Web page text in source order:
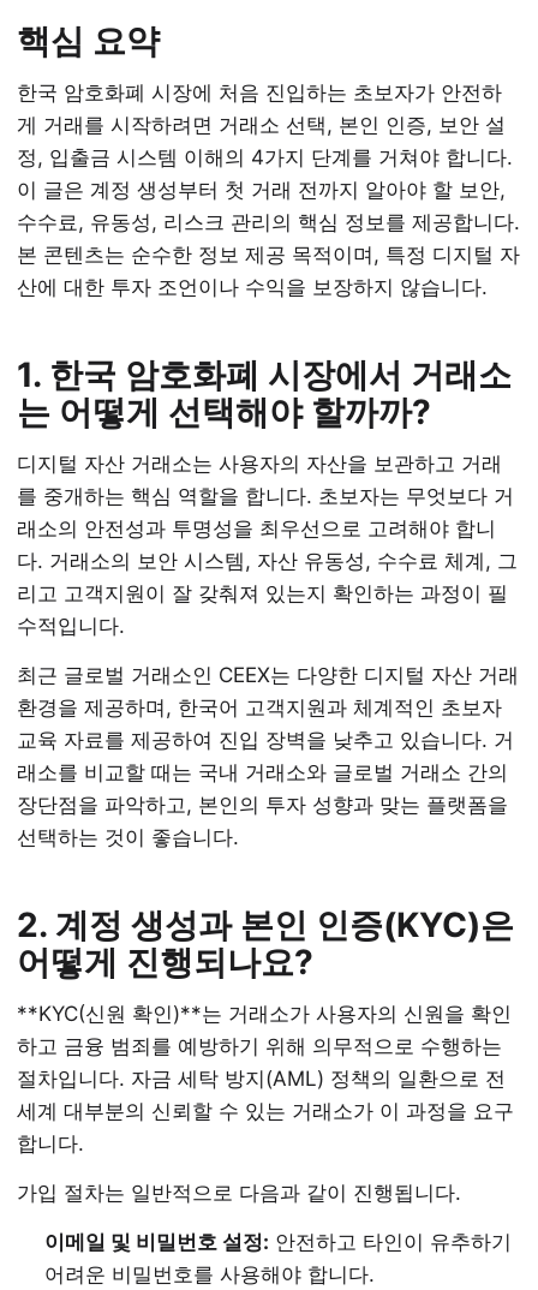
핵심 요약
한국 암호화폐 시장에 처음 진입하는 초보자가 안전하
게 거래를 시작하려면 거래소 선택, 본인 인증, 보안 설
정, 입출금 시스템 이해의 4가지 단계를 거쳐야 합니다.
이 글은 계정 생성부터 첫 거래 전까지 알아야 할 보안,
수수료, 유동성, 리스크 관리의 핵심 정보를 제공합니다.
본 콘텐츠는 순수한 정보 제공 목적이며, 특정 디지털 자
산에 대한 투자 조언이나 수익을 보장하지 않습니다.
1. 한국 암호화폐 시장에서 거래소
는 어떻게 선택해야 할까까?
디지털 자산 거래소는 사용자의 자산을 보관하고 거래
를 중개하는 핵심 역할을 합니다. 초보자는 무엇보다 거
래소의 안전성과 투명성을 최우선으로 고려해야 합니
다. 거래소의 보안 시스템, 자산 유동성, 수수료 체계, 그
리고 고객지원이 잘 갖춰져 있는지 확인하는 과정이 필
수적입니다.
최근 글로벌 거래소인 CEEX는 다양한 디지털 자산 거래
환경을 제공하며, 한국어 고객지원과 체계적인 초보자
교육 자료를 제공하여 진입 장벽을 낮추고 있습니다. 거
래소를 비교할 때는 국내 거래소와 글로벌 거래소 간의
장단점을 파악하고, 본인의 투자 성향과 맞는 플랫폼을
선택하는 것이 좋습니다.
2. 계정 생성과 본인 인증(KYC)은
어떻게 진행되나요?
**KYC(신원 확인)**는 거래소가 사용자의 신원을 확인
하고 금융 범죄를 예방하기 위해 의무적으로 수행하는
절차입니다. 자금 세탁 방지(AML) 정책의 일환으로 전
세계 대부분의 신뢰할 수 있는 거래소가 이 과정을 요구
합니다.
가입 절차는 일반적으로 다음과 같이 진행됩니다.
이메일 및 비밀번호 설정: 안전하고 타인이 유추하기
어려운 비밀번호를 사용해야 합니다.